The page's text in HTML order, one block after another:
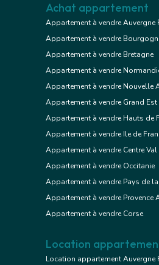
Achat appartement
Appartement à vendre Auvergne
Appartement à vendre
Appartement à vendre Bretagne
Appartement à vendre
Appartement à vendre Nouvelle
Appartement à vendre Grand Est
Appartement à vendre Hauts de
Appartement à vendre Ile de
Appartement à vendre Centre Val
Appartement à vendre Occitanie
Appartement à vendre Pays de
Appartement à vendre Provence
Appartement à vendre Corse
Location
Location appartement Auvergne